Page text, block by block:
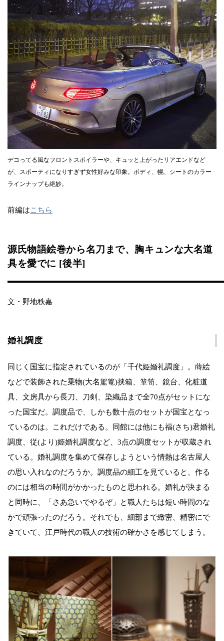
デコってる風なフロントスポイラーや、キュッと上がったリアエンドなど
が、スポーティになりすぎず女性好みな印象。ボディ、幌、シートのカラー
ラインナップも絶妙。
前編はこちら
源氏物語絵巻から名刀まで、胸キュンな大名道
具を愛でに [後半]
文・野地秩嘉
婚礼調度
同じく国宝に指定されているのが「千代姫婚礼調度」。蒔絵
などで装飾された乗物(大名駕篭)挟箱、箪笥、鏡台、化粧道
具、文房具から長刀、刀剣、染織品まで全70点がセットにな
った国宝だ。調度品で、しかも数十点のセットが国宝となっ
ているのは。これだけである。同館には他にも福(さち)君婚礼
調度、従(より)姫婚礼調度など、3点の調度セットが収蔵され
ている。婚礼調度を集めて保存しようという情熱は名古屋人
の思い入れなのだろうか。調度品の細工を見ていると、作る
のには相当の時間がかかったものと思われる。婚礼が決まる
と同時に、「さあ急いでやるぞ」と職人たちは短い時間のな
かで頑張ったのだろう。それでも、細部まで緻密、精密にで
きていて、江戸時代の職人の技術の確かさを感じてしまう。